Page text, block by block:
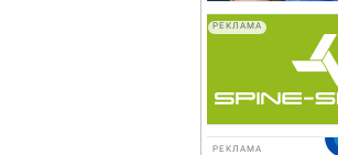
РЕКЛАМА
РЕКЛАМА